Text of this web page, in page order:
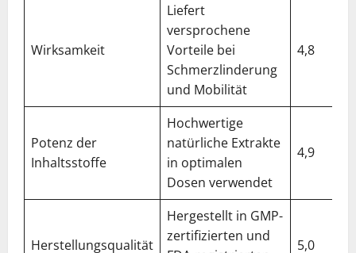
Wirksamkeit
Liefert
versprochene
Vorteile bei
Schmerzlinderung
und Mobilität
4,8
Potenz der
Inhaltsstoffe
Hochwertige
natürliche Extrakte
in optimalen
Dosen verwendet
4,9
Herstellungsqualität
Hergestellt in GMP-
zertifizierten und
5,0